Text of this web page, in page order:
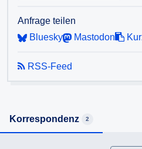
Anfrage teilen
Bluesky
Mastodon
RSS-Feed
Korrespondenz 2